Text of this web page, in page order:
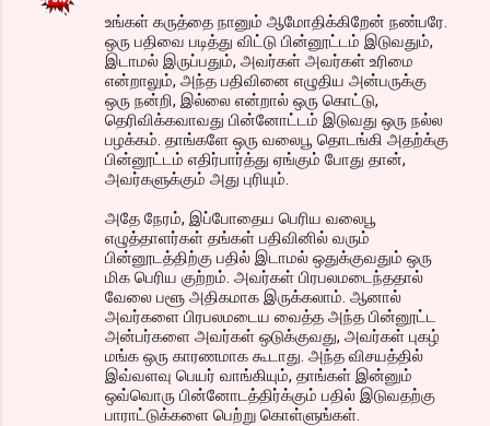
உங்கள் கருத்தை நானும் ஆமோதிக்கிறேன் நண்பரே.
ஒரு பதிவை படித்து விட்டு பின்னூட்டம் இடுவதும்,
இடாமல் இருப்பதும், அவர்கள் அவர்கள் உரிமை
என்றாலும், அந்த பதிவினை எழுதிய அன்பருக்கு
ஒரு நன்றி, இல்லை என்றால் ஒரு கொட்டு,
தெரிவிக்கவாவது பின்னோட்டம் இடுவது ஒரு நல்ல
பழக்கம். தாங்களே ஒரு வலைபூ தொடங்கி அதற்க்கு
பின்னூட்டம் எதிர்பார்த்து ஏங்கும் போது தான்,
அவர்களுக்கும் அது புரியும்.
அதே நேரம், இப்போதைய பெரிய வலைபூ
எழுத்தாளர்கள் தங்கள் பதிவினில் வரும்
பின்னூடத்திற்கு பதில் இடாமல் ஒதுக்குவதும் ஒரு
மிக பெரிய குற்றம். அவர்கள் பிரபலமடைந்ததால்
வேலை பளூ அதிகமாக இருக்கலாம். ஆனால்
அவர்களை பிரபலமடைய வைத்த அந்த பின்னூட்ட
அன்பர்களை அவர்கள் ஒடுக்குவது, அவர்கள் புகழ்
மங்க ஒரு காரணமாக கூடாது. அந்த விசயத்தில்
இவ்வளவு பெயர் வாங்கியும், தாங்கள் இன்னும்
ஒவ்வொரு பின்னோடத்திர்க்கும் பதில் இடுவதற்கு
பாராட்டுக்களை பெற்று கொள்ளுங்கள்.